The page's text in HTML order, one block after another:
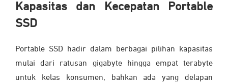
Kapasitas dan Kecepatan Portable
SSD
Portable SSD hadir dalam berbagai pilihan kapasitas
mulai dari ratusan gigabyte hingga empat terabyte
untuk kelas konsumen, bahkan ada yang delapan